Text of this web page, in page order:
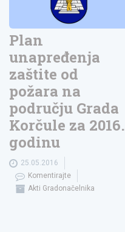
Plan
unapređenja
zaštite od
požara na
području Grada
Korčule za 2016.
godinu
25.05.2016
Komentirajte
Akti Gradonačelnika